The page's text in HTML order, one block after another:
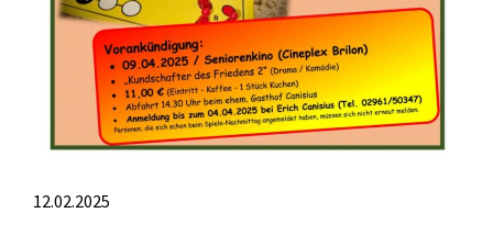
12.02.2025